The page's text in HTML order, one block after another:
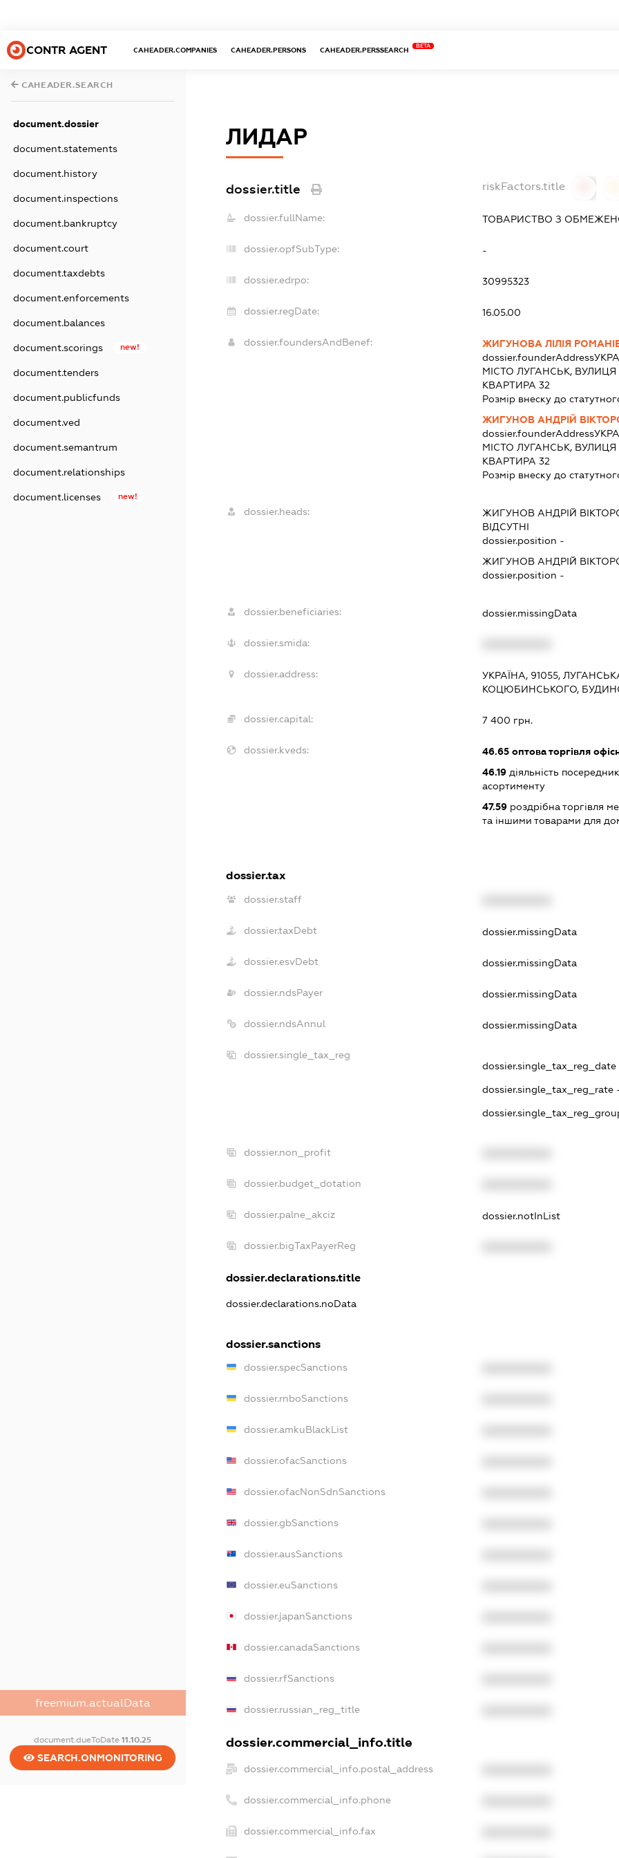
CONTR AGENT CAHEADER.COMPANIES CAHEADER.PERSONS CAHEADER.PERSSEARCH
BETA
CAHEADER.SEARCH
document.dossier
document.statements
document.history
document.inspections
document.bankruptcy
document.court
document.taxdebts
document.enforcements
document.balances
document.scorings new!
document.tenders
document.publicfunds
document.ved
document.semantrum
document.relationships
document.licenses new!
freemium.actualData
document.dueToDate11.10.25
SEARCH.ONMONITORING
ЛИДАР
dossier.title riskFactors.title
dossier.fullName: ТОВАРИСТВО З
dossier.opfSubType: -
dossier.edrpo: 30995323
dossier.regDate: 16.05.00
dossier.foundersAndBenef:
ЖИГУНОВА ЛІЛІЯ
dossier.founderAddress
МІСТО ЛУГАНСЬК,
КВАРТИРА 32
Розмір внеску до
ЖИГУНОВ АНДРІЙ
dossier.founderAddress
МІСТО ЛУГАНСЬК,
КВАРТИРА 32
Розмір внеску до
dossier.heads: ЖИГУНОВ АНДРІЙ
ВІДСУТНІ
dossier.position -
ЖИГУНОВ АНДРІЙ
dossier.position -
dossier.beneficiaries: dossier.missingData
dossier.smida:
dossier.address:
УКРАЇНА, 91055,
КОЦЮБИНСЬКОГО,
dossier.capital: 7 400 грн.
dossier.kveds: 46.65 оптова торгівля
46.19 діяльність
асортименту
47.59 роздрібна торгівля
та іншими товарами для
dossier.tax
dossier.staff
dossier.taxDebt dossier.missingData
dossier.esvDebt dossier.missingData
dossier.ndsPayer dossier.missingData
dossier.ndsAnnul dossier.missingData
dossier.single_tax_reg
dossier.single_tax_reg_date -
dossier.single_tax_reg_rate
dossier.non_profit
dossier.budget_dotation
dossier.palne_akciz dossier.notInList
dossier.bigTaxPayerReg
dossier.declarations.title
dossier.declarations.noData
dossier.sanctions
dossier.specSanctions
dossier.rnboSanctions
dossier.amkuBlackList
dossier.ofacSanctions
dossier.ofacNonSdnSanctions
dossier.gbSanctions
dossier.ausSanctions
dossier.euSanctions
dossier.japanSanctions
dossier.canadaSanctions
dossier.rfSanctions
dossier.russian_reg_title
dossier.commercial_info.title
dossier.commercial_info.postal_address
dossier.commercial_info.phone
dossier.commercial_info.fax